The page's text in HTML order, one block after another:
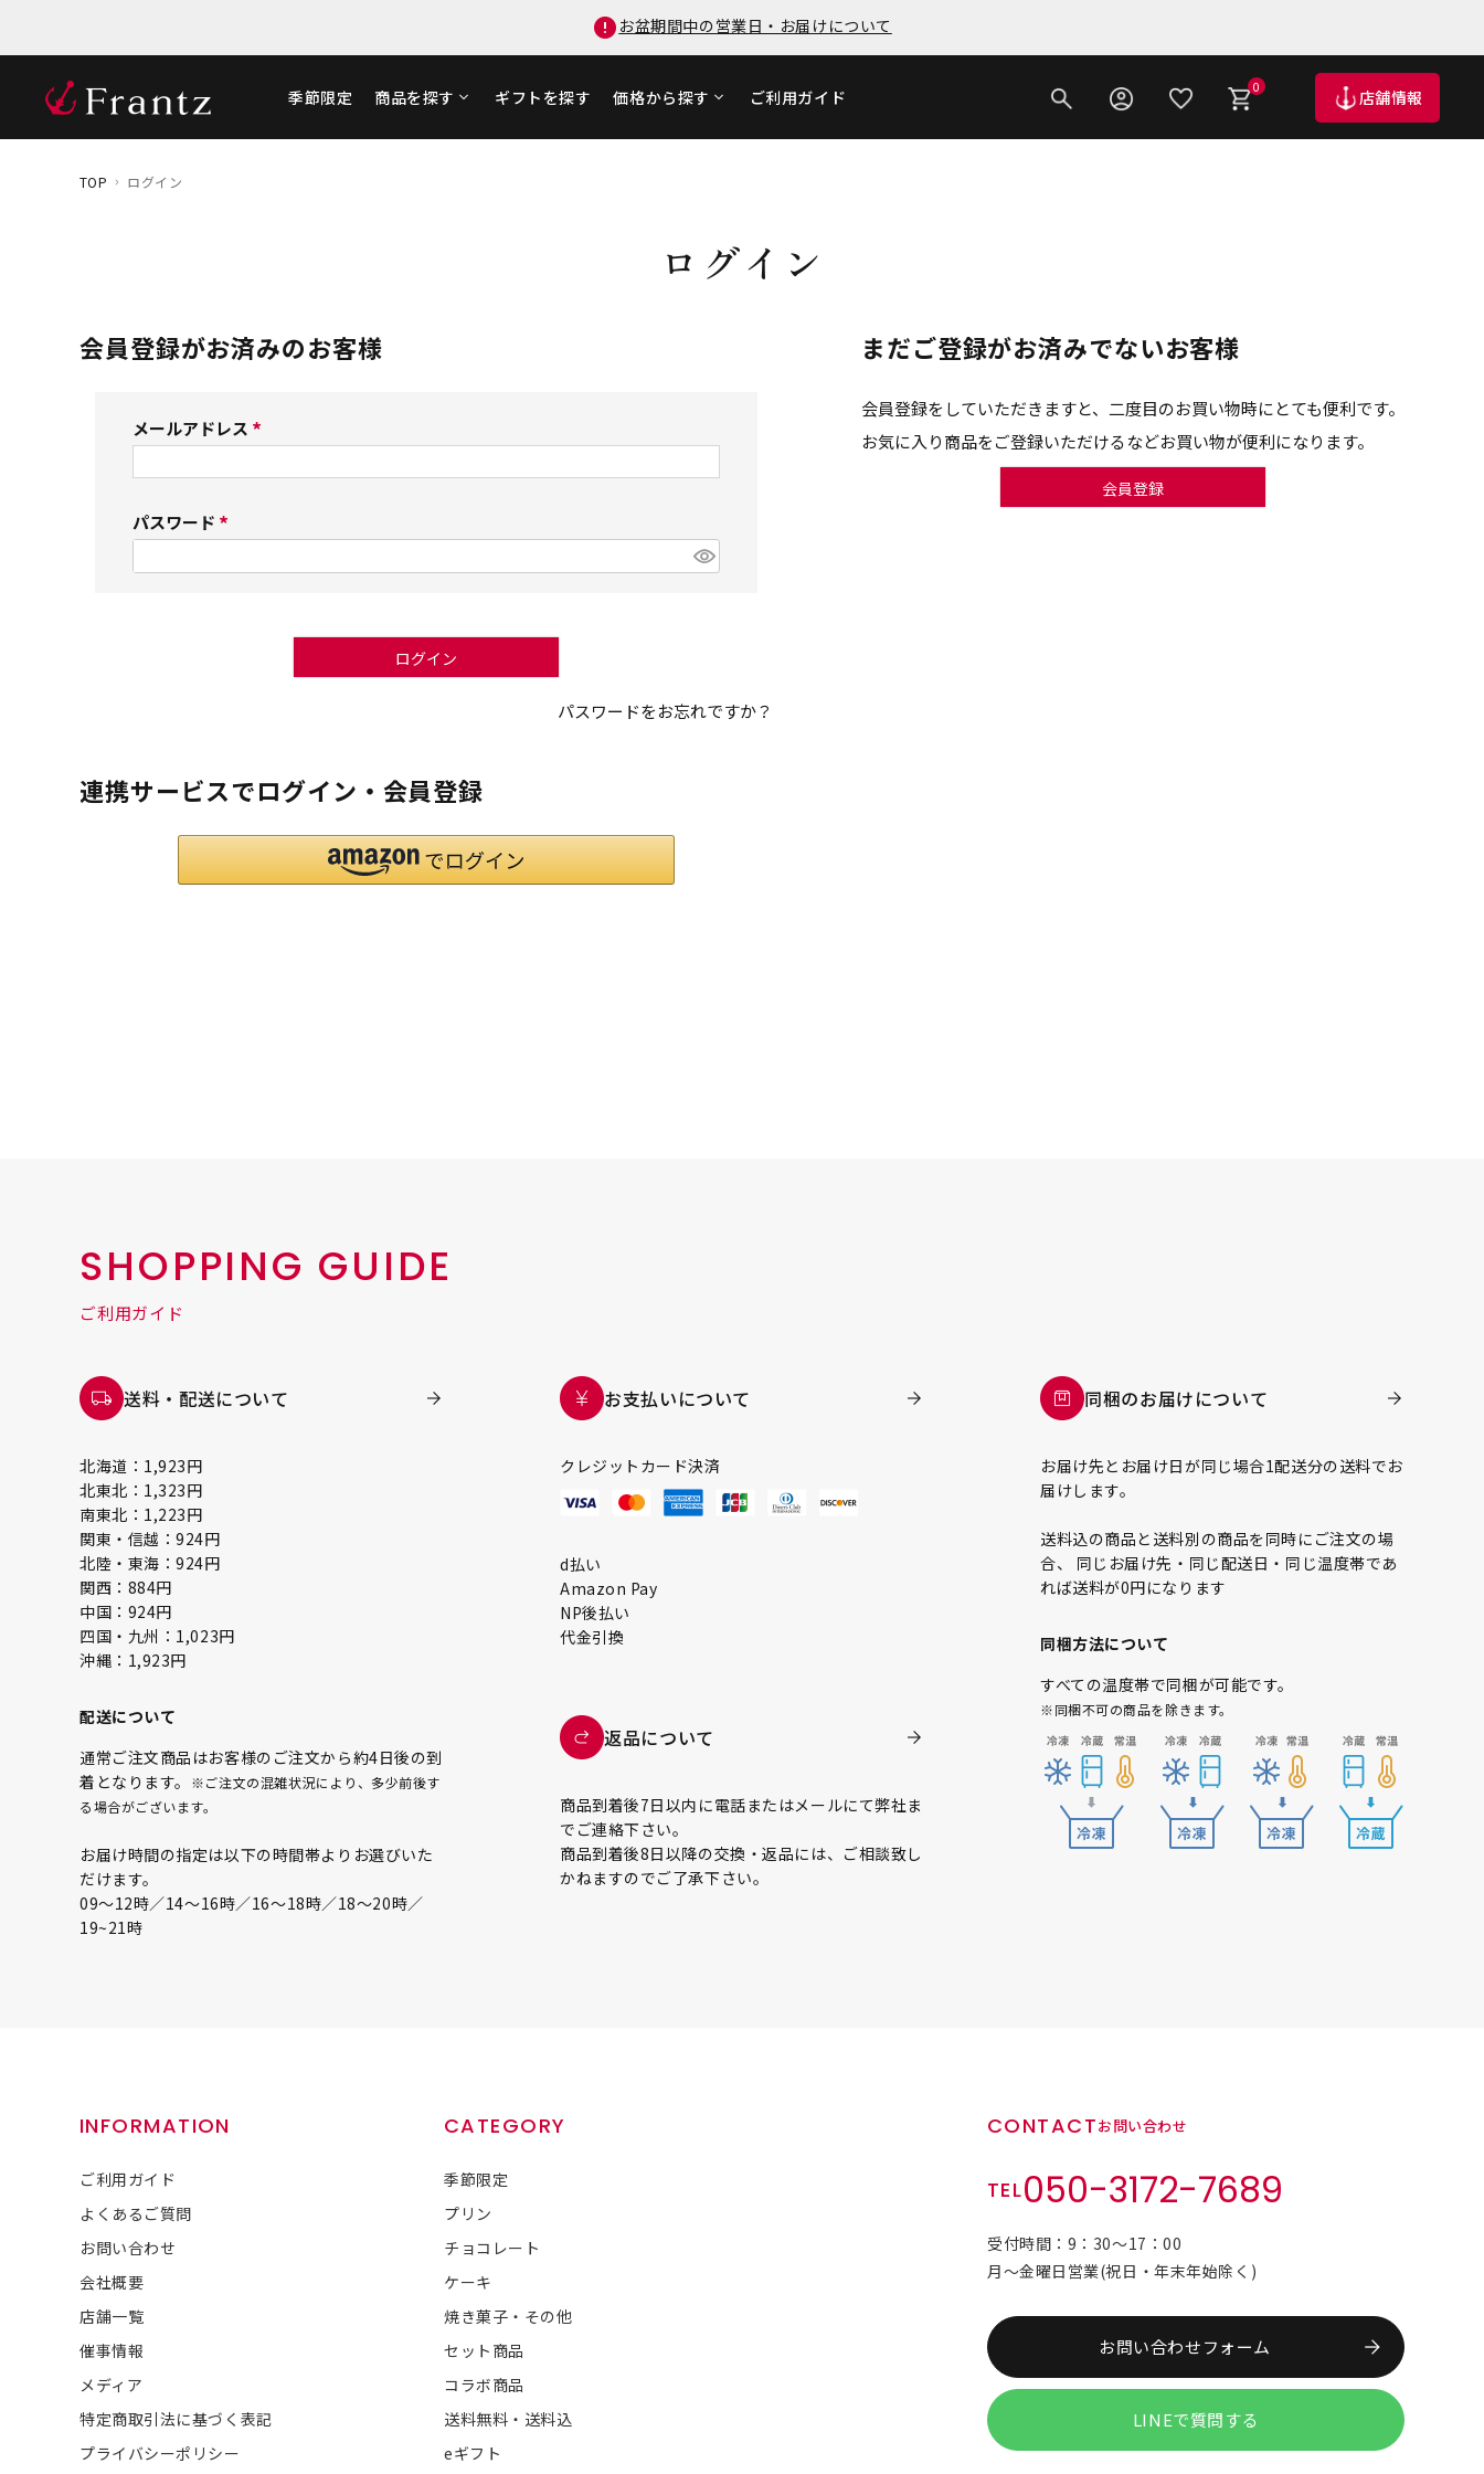
お盆期間中の営業日・お届けについて
季節限定 商品を探す ギフトを探す 価格から探す ご利用ガイド 0 店舗情報
TOP ログイン
ログイン
会員登録がお済みのお客様
メールアドレス
パスワード
ログイン
パスワードをお忘れですか？
連携サービスでログイン・会員登録
まだご登録がお済みでないお客様
会員登録をしていただきますと、二度目のお買い物時にとても便利です。
お気に入り商品をご登録いただけるなどお買い物が便利になります。
会員登録
SHOPPING GUIDE
ご利用ガイド
送料・配送について
北海道：1,923円
北東北：1,323円
南東北：1,223円
関東・信越：924円
北陸・東海：924円
関西：884円
中国：924円
四国・九州：1,023円
沖縄：1,923円
配送について
通常ご注文商品はお客様のご注文から約4日後の到
着となります。
※ご注文の混雑状況により、多少前後す
る場合がございます。
お届け時間の指定は以下の時間帯よりお選びいた
だけます。
09〜12時／14〜16時／16〜18時／18〜20時／
19~21時
お支払いについて
クレジットカード決済
d払い
Amazon Pay
NP後払い
代金引換
返品について
商品到着後7日以内に電話またはメールにて弊社ま
でご連絡下さい。
商品到着後8日以降の交換・返品には、ご相談致し
かねますのでご了承下さい。
同梱のお届けについて
お届け先とお届け日が同じ場合1配送分の送料でお
届けします。
送料込の商品と送料別の商品を同時にご注文の場
合、 同じお届け先・同じ配送日・同じ温度帯であ
れば送料が0円になります
同梱方法について
すべての温度帯で同梱が可能です。
※同梱不可の商品を除きます。
INFORMATION
ご利用ガイド
よくあるご質問
お問い合わせ
会社概要
店舗一覧
催事情報
メディア
特定商取引法に基づく表記
プライバシーポリシー
CATEGORY
季節限定
プリン
チョコレート
ケーキ
焼き菓子・その他
セット商品
コラボ商品
送料無料・送料込
eギフト
CONTACTお問い合わせ
TEL050-3172-7689
受付時間：9：30～17：00
月～金曜日営業(祝日・年末年始除く)
お問い合わせフォーム
LINEで質問する